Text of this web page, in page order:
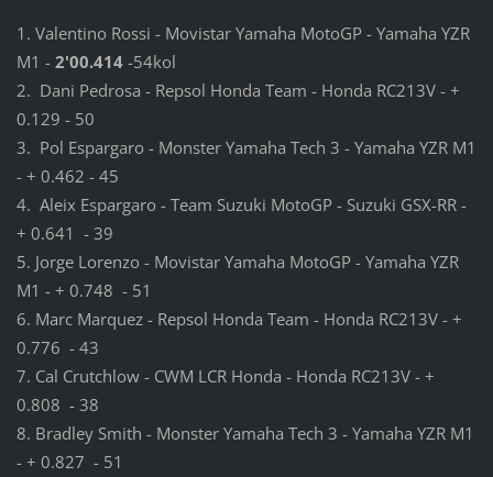
1. Valentino Rossi - Movistar Yamaha MotoGP - Yamaha YZR
M1 - 2'00.414-54kol
2. Dani Pedrosa - Repsol Honda Team - Honda RC213V - +
0.129 - 50
3. Pol Espargaro - Monster Yamaha Tech 3 - Yamaha YZR M1
- + 0.462 - 45
4. Aleix Espargaro - Team Suzuki MotoGP - Suzuki GSX-RR -
+ 0.641 - 39
5. Jorge Lorenzo - Movistar Yamaha MotoGP - Yamaha YZR
M1 - + 0.748 - 51
6. Marc Marquez - Repsol Honda Team - Honda RC213V - +
0.776 - 43
7. Cal Crutchlow - CWM LCR Honda - Honda RC213V - +
0.808 - 38
8. Bradley Smith - Monster Yamaha Tech 3 - Yamaha YZR M1
- + 0.827 - 51